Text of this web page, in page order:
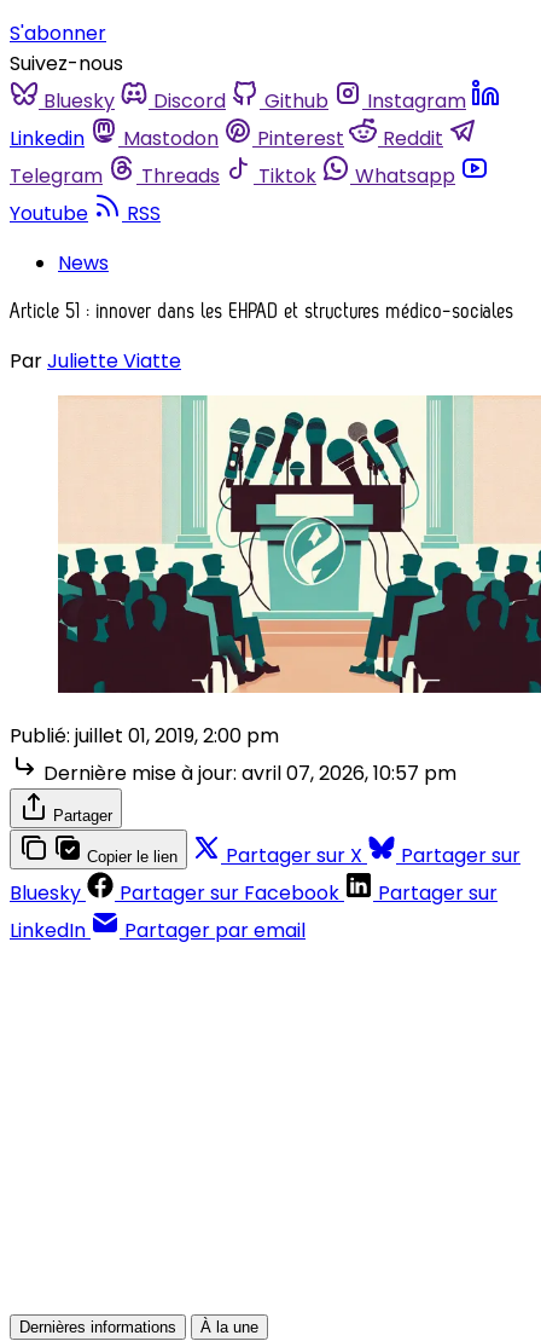
S'abonner
Suivez-nous
Bluesky
Discord Github
Instagram
Linkedin
Mastodon Pinterest
Reddit
Telegram
Threads Tiktok
Whatsapp
Youtube
RSS
News
Article 51 : innover dans les EHPAD et structures médico-sociales
ParJuliette Viatte
Publié: juillet 01, 2019, 2:00 pm
Dernière mise à jour: avril 07, 2026, 10:57 pm
Partager
Copier le lien Partager sur X
Partager sur
Bluesky
Partager sur Facebook
Partager sur
LinkedIn
Partager par email
Dernières informations À la une